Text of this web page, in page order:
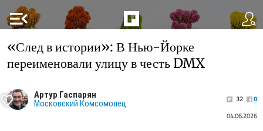
menu_open
«След в истории»: В Нью-Йорке
переименовали улицу в честь DMX
Артур Гаспарян
Московский Комсомолец 32
0
04.06.2026